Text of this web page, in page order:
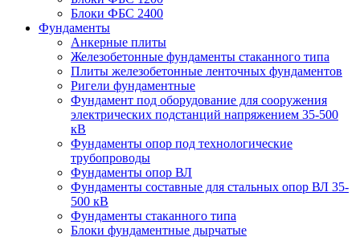
Блоки ФБС 2400
Фундаменты
Анкерные плиты
Железобетонные фундаменты стаканного типа
Плиты железобетонные ленточных фундаментов
Ригели фундаментные
Фундамент под оборудование для сооружения
электрических подстанций напряжением 35-500
кВ
Фундаменты опор под технологические
трубопроводы
Фундаменты опор ВЛ
Фундаменты составные для стальных опор ВЛ 35-
500 кВ
Фундаменты стаканного типа
Блоки фундаментные дырчатые